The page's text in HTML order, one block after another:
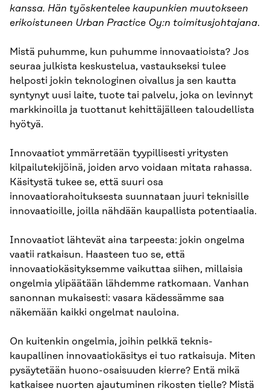
kanssa. Hän työskentelee kaupunkien muutokseen
erikoistuneen Urban Practice Oy:n toimitusjohtajana.
Mistä puhumme, kun puhumme innovaatioista? Jos
seuraa julkista keskustelua, vastaukseksi tulee
helposti jokin teknologinen oivallus ja sen kautta
syntynyt uusi laite, tuote tai palvelu, joka on levinnyt
markkinoilla ja tuottanut kehittäjälleen taloudellista
hyötyä.
Innovaatiot ymmärretään tyypillisesti yritysten
kilpailutekijöinä, joiden arvo voidaan mitata rahassa.
Käsitystä tukee se, että suuri osa
innovaatiorahoituksesta suunnataan juuri teknisille
innovaatioille, joilla nähdään kaupallista potentiaalia.
Innovaatiot lähtevät aina tarpeesta: jokin ongelma
vaatii ratkaisun. Haasteen tuo se, että
innovaatiokäsityksemme vaikuttaa siihen, millaisia
ongelmia ylipäätään lähdemme ratkomaan. Vanhan
sanonnan mukaisesti: vasara kädessämme saa
näkemään kaikki ongelmat nauloina.
On kuitenkin ongelmia, joihin pelkkä teknis-
kaupallinen innovaatiokäsitys ei tuo ratkaisuja. Miten
pysäytetään huono-osaisuuden kierre? Entä mikä
katkaisee nuorten ajautuminen rikosten tielle? Mistä